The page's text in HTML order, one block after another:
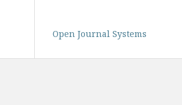
Open Journal Systems